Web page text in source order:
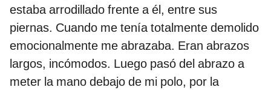
estaba arrodillado frente a él, entre sus
piernas. Cuando me tenía totalmente demolido
emocionalmente me abrazaba. Eran abrazos
largos, incómodos. Luego pasó del abrazo a
meter la mano debajo de mi polo, por la